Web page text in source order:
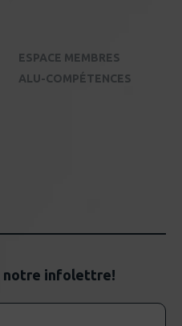
ESPACE MEMBRES
ALU-COMPÉTENCES
notre infolettre!